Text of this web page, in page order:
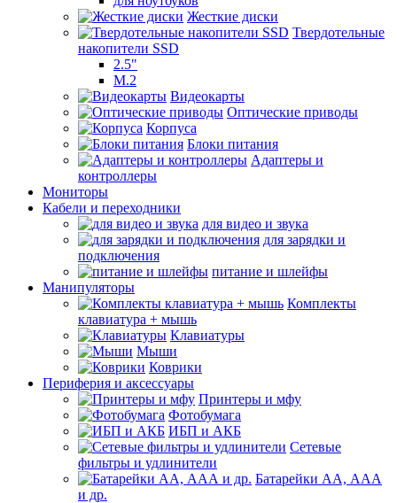
Жесткие диски
Твердотельные
накопители SSD
2.5"
M.2
Видеокарты
Оптические приводы
Корпуса
Блоки питания
Адаптеры и
контроллеры
Мониторы
Кабели и переходники
для видео и звука
для зарядки и
подключения
питание и шлейфы
Манипуляторы
Комплекты
клавиатура + мышь
Клавиатуры
Мыши
Коврики
Периферия и аксессуары
Принтеры и мфу
Фотобумага
ИБП и АКБ
Сетевые
фильтры и удлинители
Батарейки АА, ААА
и др.